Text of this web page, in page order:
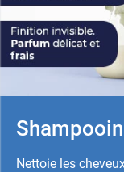
Nettoie les